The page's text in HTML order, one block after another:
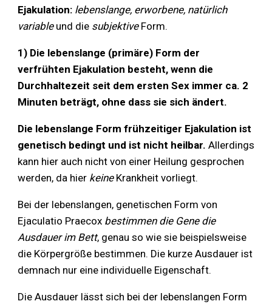
Ejakulation: lebenslange, erworbene, natürlich
variableund die subjektiveForm.
1) Die lebenslange (primäre) Form der
verfrühten Ejakulation besteht, wenn die
Durchhaltezeit seit dem ersten Sex immer ca. 2
Minuten beträgt, ohne dass sie sich ändert.
Die lebenslange Form frühzeitiger Ejakulation ist
genetisch bedingt und ist nicht heilbar. Allerdings
kann hier auch nicht von einer Heilung gesprochen
werden, da hier keineKrankheit vorliegt.
Bei der lebenslangen, genetischen Form von
Ejaculatio Praecox bestimmen die Gene die
Ausdauer im Bett, genau so wie sie beispielsweise
die Körpergröße bestimmen. Die kurze Ausdauer ist
demnach nur eine individuelle Eigenschaft.
Die Ausdauer lässt sich bei der lebenslangen Form